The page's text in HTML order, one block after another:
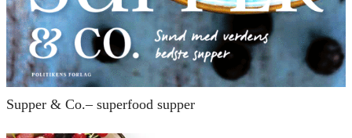
Supper & Co.– superfood supper